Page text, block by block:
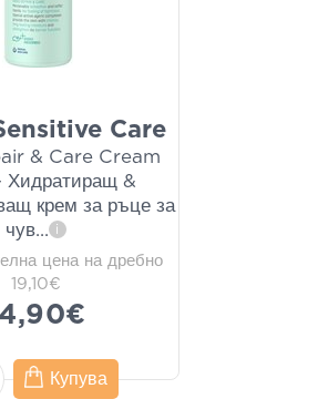
Care
& Care Cream
Хидратиращ &
крем за ръце за
чув... i
цена на дребно
19,10€
Купува